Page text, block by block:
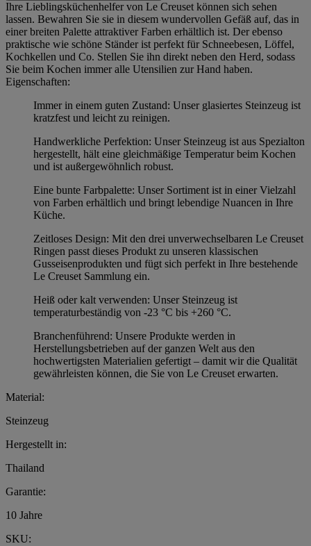
Ihre Lieblingsküchenhelfer von Le Creuset können sich sehen
lassen. Bewahren Sie sie in diesem wundervollen Gefäß auf, das in
einer breiten Palette attraktiver Farben erhältlich ist. Der ebenso
praktische wie schöne Ständer ist perfekt für Schneebesen, Löffel,
Kochkellen und Co. Stellen Sie ihn direkt neben den Herd, sodass
Sie beim Kochen immer alle Utensilien zur Hand haben.
Eigenschaften:
Immer in einem guten Zustand: Unser glasiertes Steinzeug ist
kratzfest und leicht zu reinigen.
Handwerkliche Perfektion: Unser Steinzeug ist aus Spezialton
hergestellt, hält eine gleichmäßige Temperatur beim Kochen
und ist außergewöhnlich robust.
Eine bunte Farbpalette: Unser Sortiment ist in einer Vielzahl
von Farben erhältlich und bringt lebendige Nuancen in Ihre
Küche.
Zeitloses Design: Mit den drei unverwechselbaren Le Creuset
Ringen passt dieses Produkt zu unseren klassischen
Gusseisenprodukten und fügt sich perfekt in Ihre bestehende
Le Creuset Sammlung ein.
Heiß oder kalt verwenden: Unser Steinzeug ist
temperaturbeständig von -23 °C bis +260 °C.
Branchenführend: Unsere Produkte werden in
Herstellungsbetrieben auf der ganzen Welt aus den
hochwertigsten Materialien gefertigt – damit wir die Qualität
gewährleisten können, die Sie von Le Creuset erwarten.
Material:
Steinzeug
Hergestellt in:
Thailand
Garantie:
10 Jahre
SKU: